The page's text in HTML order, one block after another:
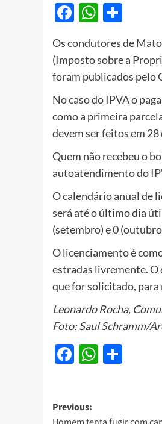
Facebook
Os condutores de
(Imposto sobre a
foram publicados pelo
No caso do IPVA o
como a primeira
devem ser feitos em
Quem não recebeu o
autoatendimento do
O calendário anual de
será até o último dia
(setembro) e 0
O licenciamento é
estradas livremente. O
que for solicitado, para
Leonardo Rocha,
Foto: Saul Schramm/
Facebook
Post
Previous: